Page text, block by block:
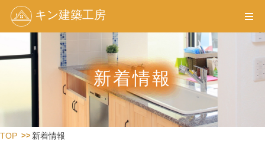
キン建築工房
新着情報
TOP 新着情報